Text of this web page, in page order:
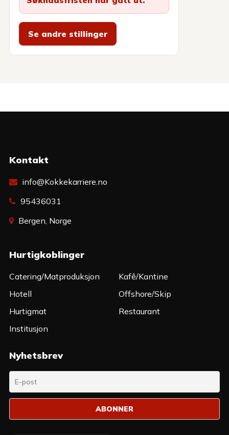
Se andre stillinger
Kontakt
info@Kokkekarriere.no
95436031
Bergen, Norge
Hurtigkoblinger
Catering/Matproduksjon
Hotell
Hurtigmat
Institusjon
Kafê/Kantine
Offshore/Skip
Restaurant
Nyhetsbrev